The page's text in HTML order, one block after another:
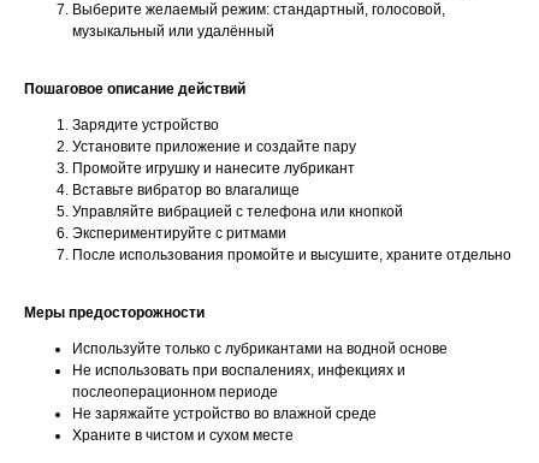
Выберите желаемый режим: стандартный, голосовой,
музыкальный или удалённый
Пошаговое описание действий
Зарядите устройство
Установите приложение и создайте пару
Промойте игрушку и нанесите лубрикант
Вставьте вибратор во влагалище
Управляйте вибрацией с телефона или кнопкой
Экспериментируйте с ритмами
После использования промойте и высушите, храните отдельно
Меры предосторожности
Используйте только с лубрикантами на водной основе
Не использовать при воспалениях, инфекциях и
послеоперационном периоде
Не заряжайте устройство во влажной среде
Храните в чистом и сухом месте